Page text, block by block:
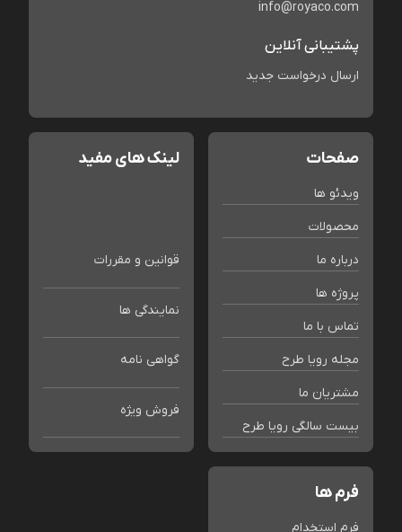
info@royaco.com
پشتیبانی آنلاین
ارسال درخواست جدید
صفحات
ویدئو ها
محصولات
درباره ما
پروژه ها
تماس با ما
مجله رویا طرح
مشتریان ما
بیست سالگی رویا طرح
لینک های مفید
قوانین و مقررات
نمایندگی ها
گواهی نامه
فروش ویژه
فرم ها
فرم استخدام